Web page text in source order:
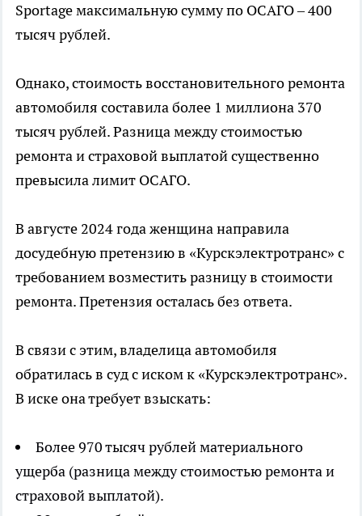
Sportage максимальную сумму по ОСАГО – 400
тысяч рублей.
Однако, стоимость восстановительного ремонта
автомобиля составила более 1 миллиона 370
тысяч рублей. Разница между стоимостью
ремонта и страховой выплатой существенно
превысила лимит ОСАГО.
В августе 2024 года женщина направила
досудебную претензию в «Курскэлектротранс» с
требованием возместить разницу в стоимости
ремонта. Претензия осталась без ответа.
В связи с этим, владелица автомобиля
обратилась в суд с иском к «Курскэлектротранс».
В иске она требует взыскать:
Более 970 тысяч рублей материального
ущерба (разница между стоимостью ремонта и
страховой выплатой).